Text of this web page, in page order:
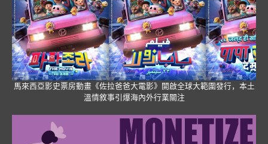
馬來西亞影史票房動畫《佐拉爸爸大電影》開啟全球大範圍發行，本土
溫情敘事引爆海內外行業關注